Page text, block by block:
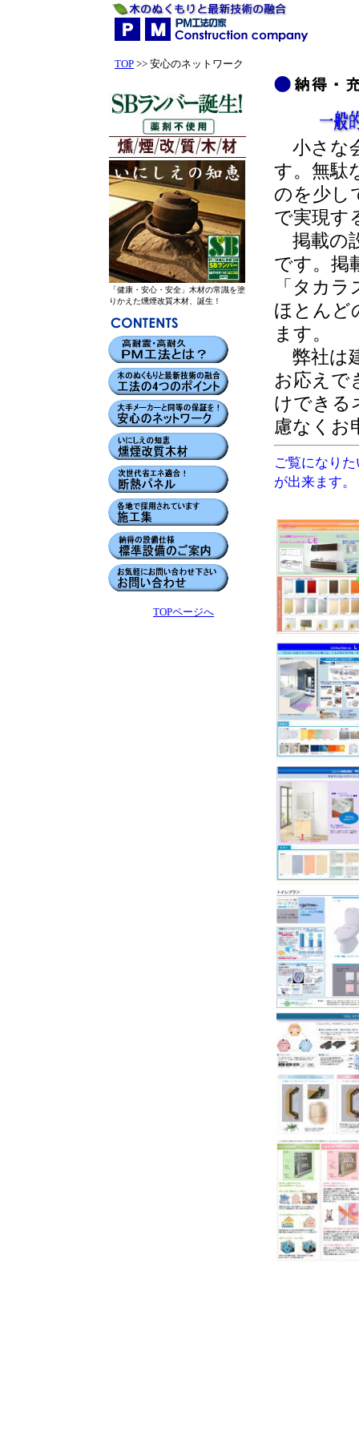
TOP >> 安心のネットワーク
「健康・安心・安全」木材の常識を塗
りかえた燻煙改質木材、誕生！
TOPページへ
小さな
す。無駄
のを少し
で実現す
掲載の
です。掲
「タカ
ほとんど
ます。
弊社は
お応えで
けできる
慮なくお
ご覧になり
が出来ます。